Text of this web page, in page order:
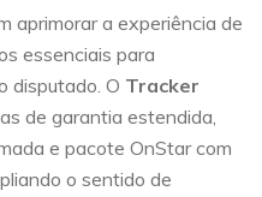
aprimorar a experiência de
essenciais para
disputado. O Tracker
de garantia estendida,
e pacote OnStar com
o sentido de